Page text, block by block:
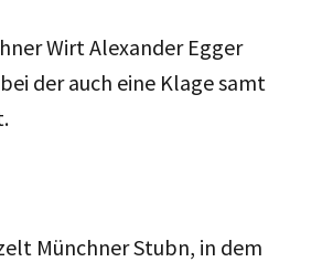
Wirt Alexander Egger
der auch eine Klage samt
Münchner Stubn, in dem